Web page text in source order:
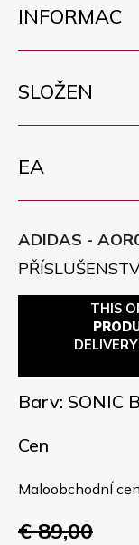
INFORMAC
SLOŽEN
EA
ADIDAS -
THIS
Barv: SONIC
Cen
MaloobchodnÍ cen
€ 89,00